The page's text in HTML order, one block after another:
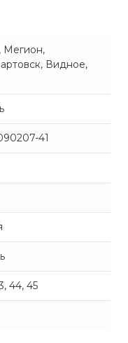
Мегион,
Видное,
41
44, 45